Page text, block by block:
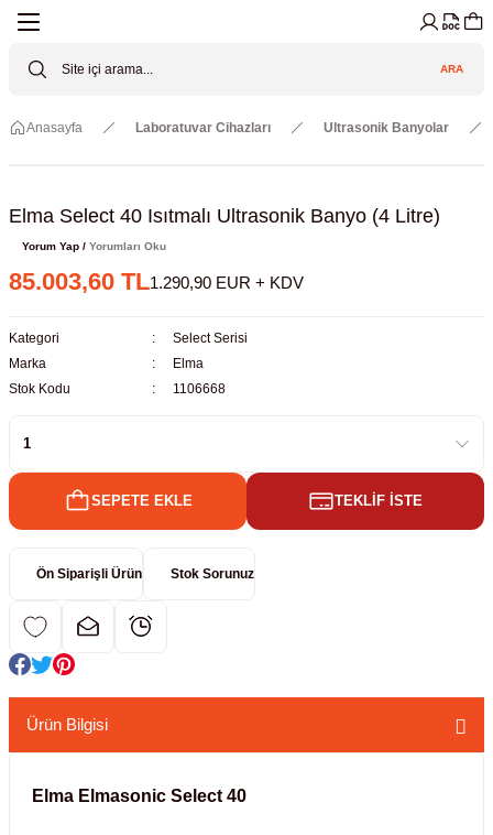
Cihazları
(Orbital Shaker)
Sarfları
Sıvıları
Boosters
Hunileri
ARA
Anasayfa Laboratuvar Cihazları Ultrasonik Banyolar
Elma Select 40 Isıtmalı Ultrasonik Banyo (4 Litre)
Yorum Yap / Yorumları Oku
85.003,60 TL1.290,90 EUR + KDV
Kategori
Select Serisi
Marka
Elma
Stok Kodu
1106668
SEPETE EKLE TEKLİF İSTE
Ön Siparişli Ürün Stok Sorunuz
Ürün Bilgisi
Elma Elmasonic Select 40